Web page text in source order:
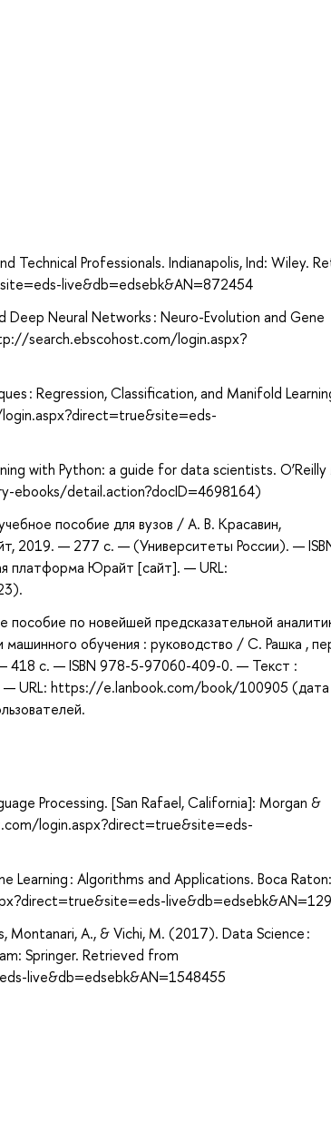
Technical Professionals. Indianapolis, Ind: Wiley.
live&db=edsebk&AN=872454
Neural Networks : Neuro-Evolution and Gene
search.ebscohost.com/login.aspx?
: Regression, Classification, and Manifold
with Python: a guide for data scientists. O’Reilly
ebooks/detail.action?docID=4698164)
пособие для вузов / А. В. Красавин,
2019. — 277 с. — (Университеты России). —
платформа Юрайт [сайт]. — URL:
по новейшей предсказательной
обучения : руководство / С. Рашка ,
418 с. — ISBN 978-5-97060-409-0. — Текст :
— URL: https://e.lanbook.com/book/100905 (дата
Processing. [San Rafael, California]: Morgan &
login.aspx?direct=true&site=eds-
Learning : Algorithms and Applications. Boca
Montanari, A., & Vichi, M. (2017). Data Science :
Springer. Retrieved from
live&db=edsebk&AN=1548455